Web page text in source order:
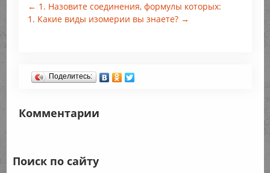
← 1. Назовите соединения, формулы которых:
1. Какие виды изомерии вы знаете? →
Поделитесь:
Комментарии
Поиск по сайту